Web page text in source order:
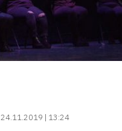
24.11.2019 | 13:24